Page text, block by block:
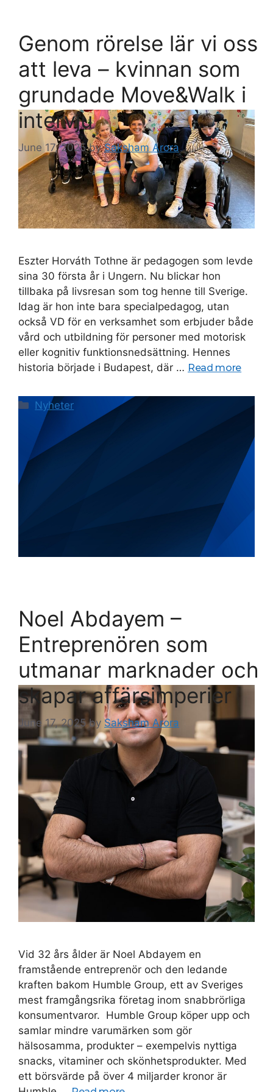
content
ETT PRIS FÖR SVERIGES FRAMTID Menu
Saksham Arora
Genom rörelse lär vi oss
att leva – kvinnan som
grundade Move&Walk i
intervju
June 17, 2025 bySaksham Arora
Eszter Horváth Tothne är pedagogen som levde
sina 30 första år i Ungern. Nu blickar hon
tillbaka på livsresan som tog henne till Sverige.
Idag är hon inte bara specialpedagog, utan
också VD för en verksamhet som erbjuder både
vård och utbildning för personer med motorisk
eller kognitiv funktionsnedsättning. Hennes
historia började i Budapest, där … Read more
Categories
Nyheter
Noel Abdayem –
Entreprenören som
utmanar marknader och
skapar affärsimperier
June 17, 2025 by Saksham Arora
Vid 32 års ålder är Noel Abdayem en
framstående entreprenör och den ledande
kraften bakom Humble Group, ett av Sveriges
mest framgångsrika företag inom snabbrörliga
konsumentvaror. Humble Group köper upp och
samlar mindre varumärken som gör
hälsosamma, produkter – exempelvis nyttiga
snacks, vitaminer och skönhetsprodukter. Med
ett börsvärde på över 4 miljarder kronor är